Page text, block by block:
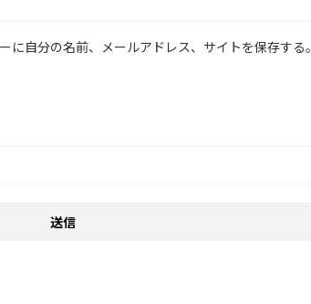
自分の名前、メールアドレス、サイトを保存する。